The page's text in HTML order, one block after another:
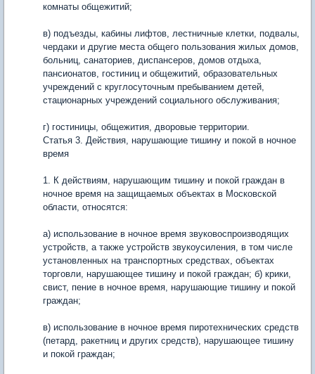
комнаты общежитий;
в) подъезды, кабины лифтов, лестничные клетки, подвалы,
чердаки и другие места общего пользования жилых домов,
больниц, санаториев, диспансеров, домов отдыха,
пансионатов, гостиниц и общежитий, образовательных
учреждений с круглосуточным пребыванием детей,
стационарных учреждений социального обслуживания;
г) гостиницы, общежития, дворовые территории.
Статья 3. Действия, нарушающие тишину и покой в ночное
время
1. К действиям, нарушающим тишину и покой граждан в
ночное время на защищаемых объектах в Московской
области, относятся:
а) использование в ночное время звуковоспроизводящих
устройств, а также устройств звукоусиления, в том числе
установленных на транспортных средствах, объектах
торговли, нарушающее тишину и покой граждан; б) крики,
свист, пение в ночное время, нарушающие тишину и покой
граждан;
в) использование в ночное время пиротехнических средств
(петард, ракетниц и других средств), нарушающее тишину
и покой граждан;